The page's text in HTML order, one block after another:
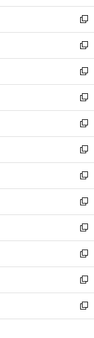
開
く
ウ
で
開
く
ン
ド
ウ
で
開
く
ウ
ィ
ン
ド
ウ
で
開
く
新
し
い
ウ
ィ
ン
ド
ウ
で
開
く
新
し
い
ウ
ィ
ン
ド
ウ
で
開
く
新
し
い
ウ
ィ
ン
ド
ウ
で
開
く
新
し
い
ウ
ィ
ン
ド
ウ
で
開
く
新
し
い
ウ
ィ
ン
ド
ウ
で
開
く
新
し
い
ウ
ィ
ン
ド
ウ
で
開
く
新
し
い
ウ
ィ
ン
ド
ウ
で
開
く
新
し
い
ウ
ィ
ン
ド
ウ
で
開
新
し
い
ウ
ィ
ン
ド
ウ
新
し
い
ウ
ィ
ン
新
し
い
ウ
新
し